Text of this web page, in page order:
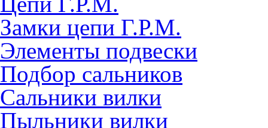
Замки цепи Г.Р.М.
Элементы подвески
Подбор сальников
Сальники вилки
Пыльники вилки